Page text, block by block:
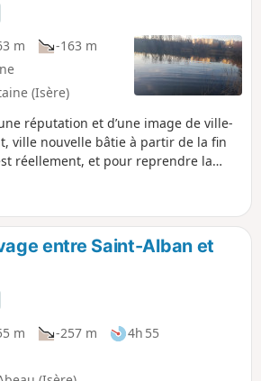
m
-163 m
(Isère)
réputation et d’une image de ville-
ville nouvelle bâtie à partir de la fin
réellement, et pour reprendre la
voies vertes, venez découvrir
s’est faite en harmonie avec la
entre Saint-Alban et
m -257 m
4h 55